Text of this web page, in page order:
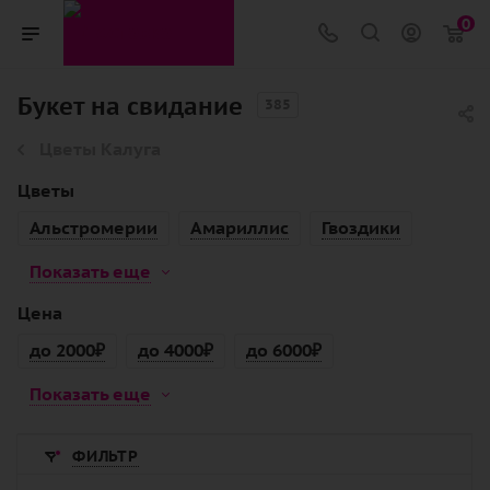
0
Букет на свидание
Цветы
Альстромерии
Амариллис
Гвоздики
Показать еще
Цена
до 2000₽
до 4000₽
до 6000₽
Показать еще
ФИЛЬТР